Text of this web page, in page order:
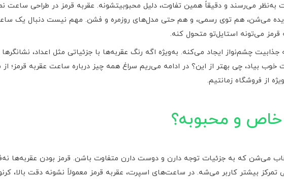
به‌نظر می‌رسند و دقیقاً همین تفاوت، دلیل محبوبیتشونه. عقربه قرمز در طراحی ساعت
می‌شن، هم توی رسمی، و هم حتی مدل‌های روزمره و فشن. مهم نیست دنبال یک
می‌تونه استایل‌تو متحول کنه.
چشم‌نواز ایجاد می‌کنه. به‌ویژه اگه رنگ عقربه‌ها با جزئیاتی مثل اعداد،
بیاد، چی بهتر از این؟ در ادامه می‌ریم سراغ همه چیز درباره ساعت‌ عقربه قرمز؛ از
از فروشگاه زمانتیم.
خاص و محبوبه؟
می‌شن که به جزئیات توجه دارن و دوست دارن متفاوت باشن. قرمز بودن عقربه‌ها
بیشتر کاربر می‌شه. در ساعت‌های اسپرت، عقربه قرمز معمولاً نشونه دقت بالا،